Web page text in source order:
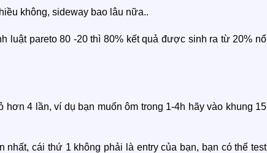
không, sideway bao lâu nữa..
luật pareto 80 -20 thì 80% kết quả được sinh ra từ 20% nổ
4 lần, ví dụ bạn muốn ôm trong 1-4h hãy vào khung 15
cái thứ 1 không phải là entry của bạn, bạn có thể test